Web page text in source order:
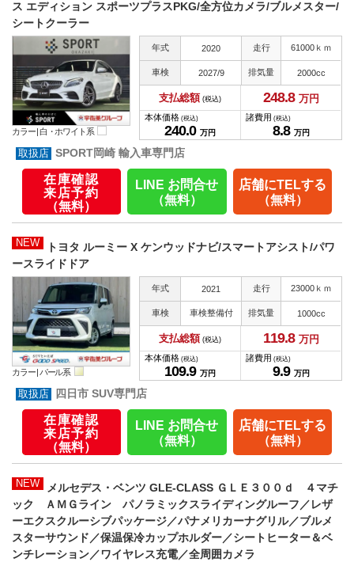
ス エディション スポーツプラスPKG/全方位カメラ/ブルメスター/
シートクーラー
カラー |白・ホワイト系
年式 2020 走行 61000ｋｍ
車検 2027/9 排気量 2000cc
支払総額 (税込) 248.8 万円
本体価格 (税込)
240.0 万円
諸費用 (税込)
8.8 万円
SPORT岡崎 輸入車専門店
在庫確認
来店予約
（無料）
LINE お問合せ
（無料）
店舗にTELする
（無料）
NEW
トヨタ ルーミー X ケンウッドナビ/スマートアシスト/パワ
ースライドドア
カラー | パール系
年式 2021 走行 23000ｋｍ
車検 車検整備付 排気量 1000cc
支払総額 (税込) 119.8 万円
本体価格 (税込)
109.9 万円
諸費用 (税込)
9.9 万円
四日市 SUV専門店
在庫確認
来店予約
（無料）
LINE お問合せ
（無料）
店舗にTELする
（無料）
NEW
メルセデス・ベンツ GLE-CLASS ＧＬＥ３００ｄ ４マチ
ック ＡＭＧライン パノラミックスライディングルーフ／レザ
ーエクスクルーシブパッケージ／パナメリカーナグリル／ブルメ
スターサウンド／保温保冷カップホルダー／シートヒーター＆ベ
ンチレーション／ワイヤレス充電／全周囲カメラ